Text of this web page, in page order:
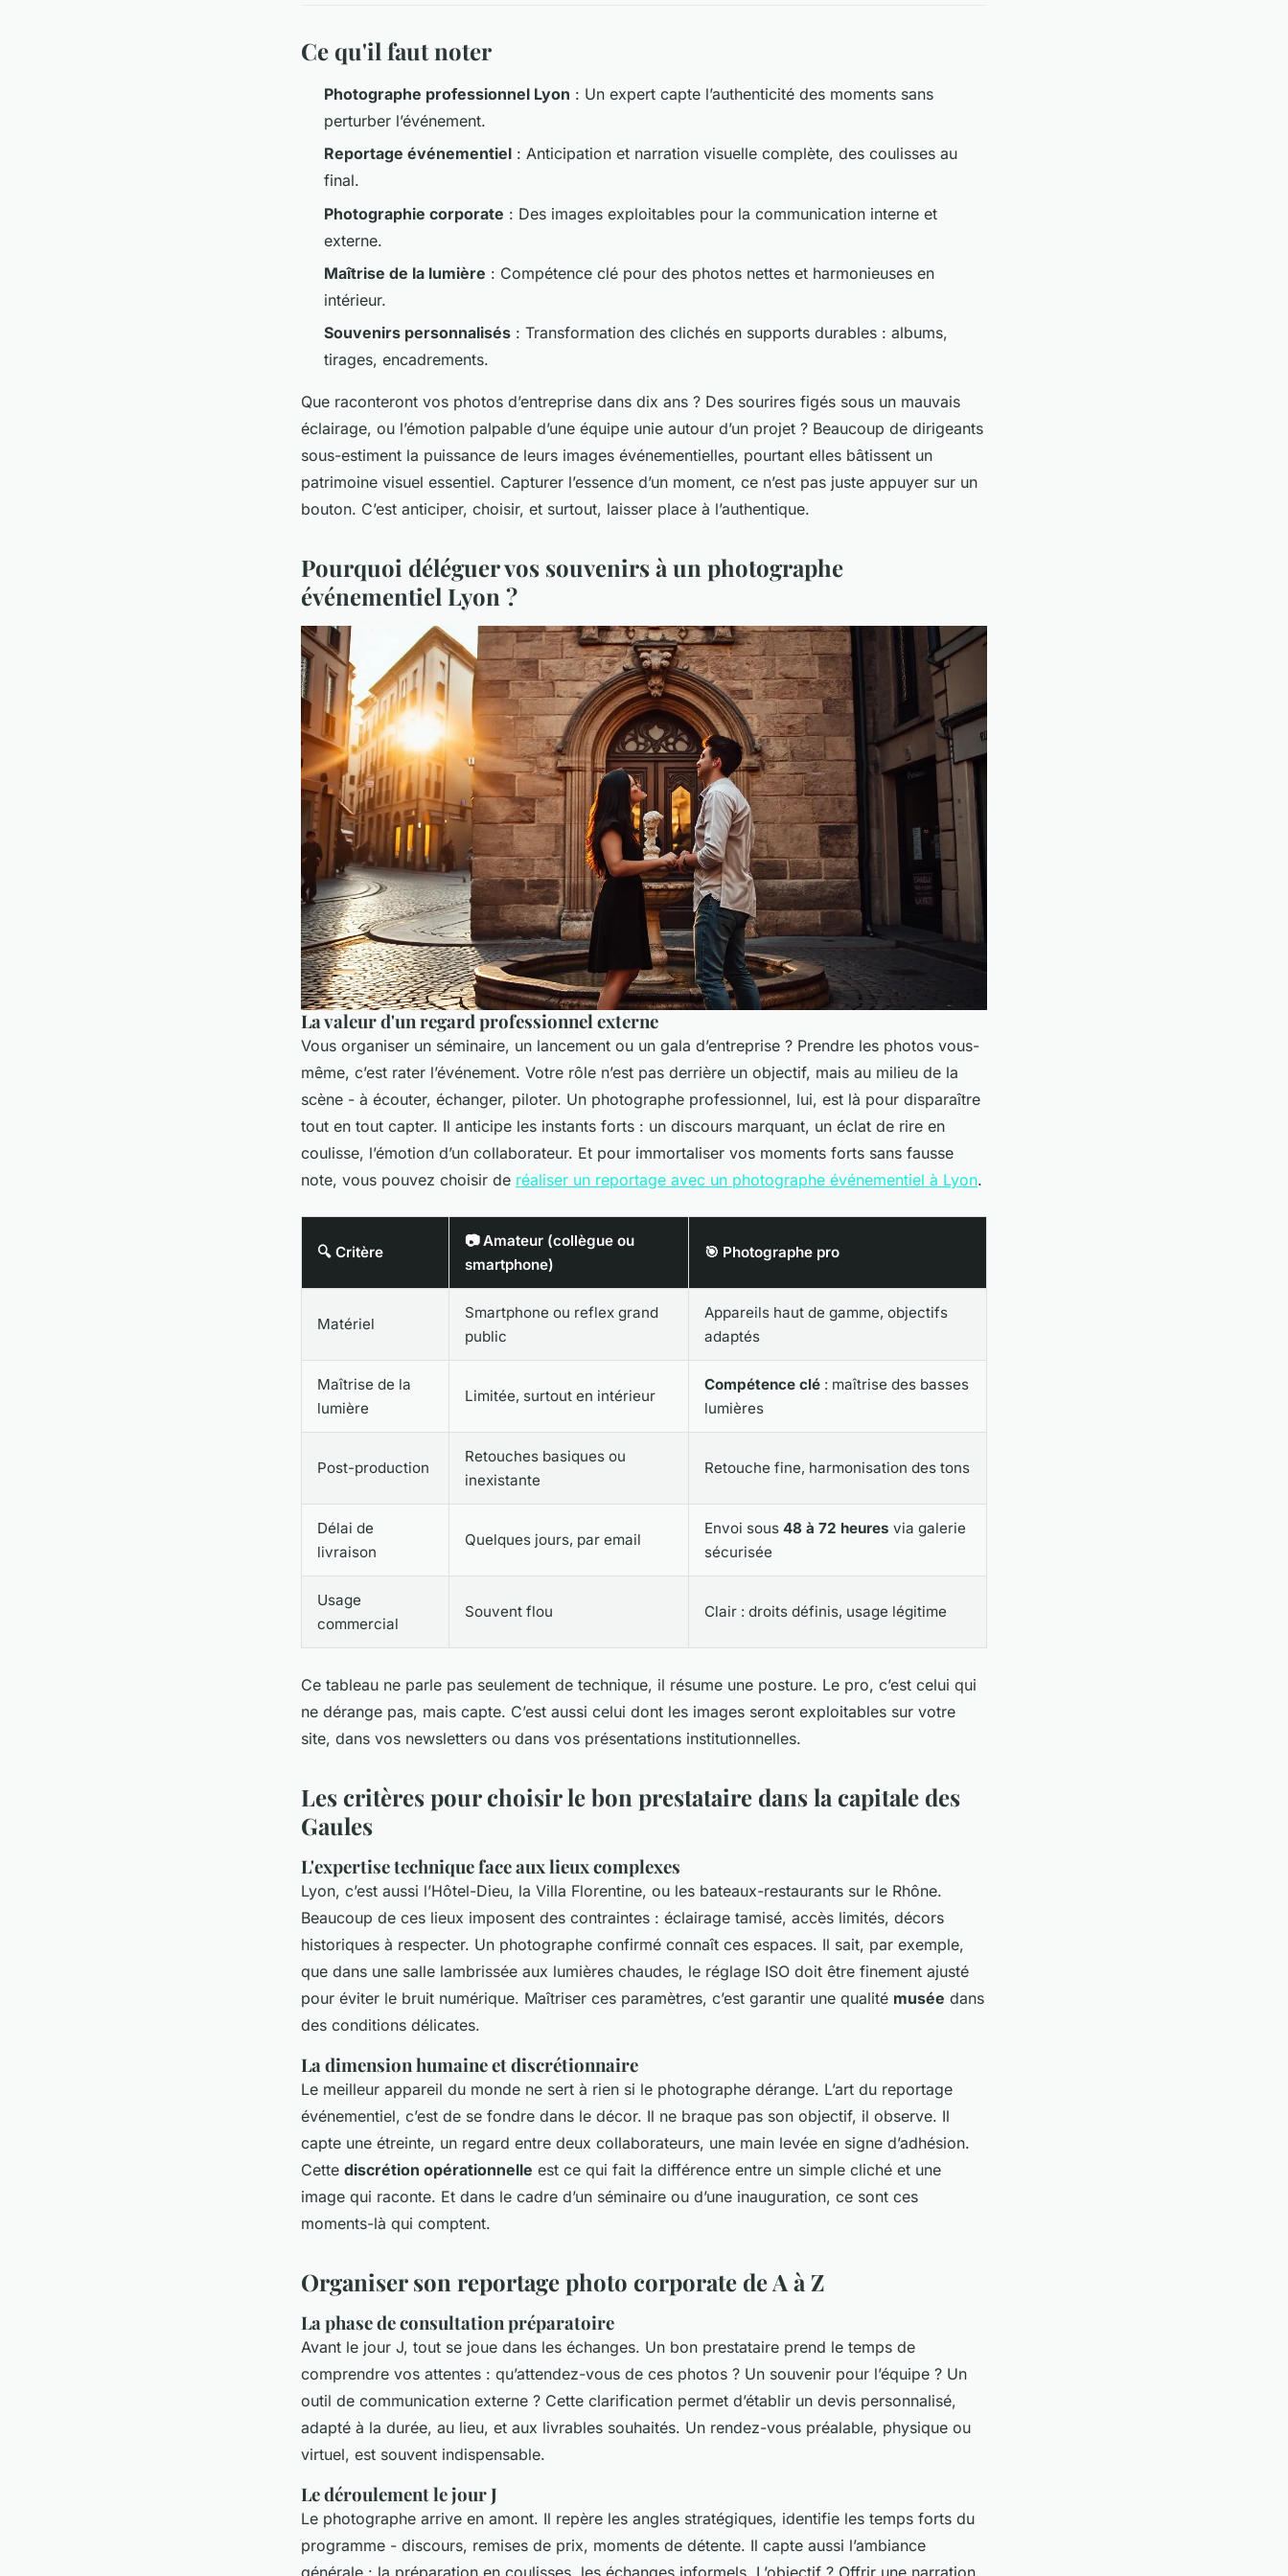
Ce qu'il faut noter
Photographe professionnel Lyon : Un expert capte l’authenticité des moments sans
perturber l’événement.
Reportage événementiel : Anticipation et narration visuelle complète, des coulisses au
final.
Photographie corporate : Des images exploitables pour la communication interne et
externe.
Maîtrise de la lumière : Compétence clé pour des photos nettes et harmonieuses en
intérieur.
Souvenirs personnalisés : Transformation des clichés en supports durables : albums,
tirages, encadrements.
Que raconteront vos photos d’entreprise dans dix ans ? Des sourires figés sous un mauvais
éclairage, ou l’émotion palpable d’une équipe unie autour d’un projet ? Beaucoup de dirigeants
sous-estiment la puissance de leurs images événementielles, pourtant elles bâtissent un
patrimoine visuel essentiel. Capturer l’essence d’un moment, ce n’est pas juste appuyer sur un
bouton. C’est anticiper, choisir, et surtout, laisser place à l’authentique.
Pourquoi déléguer vos souvenirs à un photographe
événementiel Lyon ?
La valeur d'un regard professionnel externe
Vous organiser un séminaire, un lancement ou un gala d’entreprise ? Prendre les photos vous-
même, c’est rater l’événement. Votre rôle n’est pas derrière un objectif, mais au milieu de la
scène - à écouter, échanger, piloter. Un photographe professionnel, lui, est là pour disparaître
tout en tout capter. Il anticipe les instants forts : un discours marquant, un éclat de rire en
coulisse, l’émotion d’un collaborateur. Et pour immortaliser vos moments forts sans fausse
note, vous pouvez choisir de réaliser un reportage avec un photographe événementiel à Lyon.
🔍 Critère
📷 Amateur (collègue ou
smartphone)
🎯 Photographe pro
Matériel
Smartphone ou reflex grand
public
Appareils haut de gamme, objectifs
adaptés
Maîtrise de la
lumière
Limitée, surtout en intérieur
Compétence clé : maîtrise des basses
lumières
Post-production
Retouches basiques ou
inexistante
Retouche fine, harmonisation des tons
Délai de
livraison
Quelques jours, par email
Envoi sous 48 à 72 heures via galerie
sécurisée
Usage
commercial
Souvent flou Clair : droits définis, usage légitime
Ce tableau ne parle pas seulement de technique, il résume une posture. Le pro, c’est celui qui
ne dérange pas, mais capte. C’est aussi celui dont les images seront exploitables sur votre
site, dans vos newsletters ou dans vos présentations institutionnelles.
Les critères pour choisir le bon prestataire dans la capitale des
Gaules
L'expertise technique face aux lieux complexes
Lyon, c’est aussi l’Hôtel-Dieu, la Villa Florentine, ou les bateaux-restaurants sur le Rhône.
Beaucoup de ces lieux imposent des contraintes : éclairage tamisé, accès limités, décors
historiques à respecter. Un photographe confirmé connaît ces espaces. Il sait, par exemple,
que dans une salle lambrissée aux lumières chaudes, le réglage ISO doit être finement ajusté
pour éviter le bruit numérique. Maîtriser ces paramètres, c’est garantir une qualité musée dans
des conditions délicates.
La dimension humaine et discrétionnaire
Le meilleur appareil du monde ne sert à rien si le photographe dérange. L’art du reportage
événementiel, c’est de se fondre dans le décor. Il ne braque pas son objectif, il observe. Il
capte une étreinte, un regard entre deux collaborateurs, une main levée en signe d’adhésion.
Cette discrétion opérationnelle est ce qui fait la différence entre un simple cliché et une
image qui raconte. Et dans le cadre d’un séminaire ou d’une inauguration, ce sont ces
moments-là qui comptent.
Organiser son reportage photo corporate de A à Z
La phase de consultation préparatoire
Avant le jour J, tout se joue dans les échanges. Un bon prestataire prend le temps de
comprendre vos attentes : qu’attendez-vous de ces photos ? Un souvenir pour l’équipe ? Un
outil de communication externe ? Cette clarification permet d’établir un devis personnalisé,
adapté à la durée, au lieu, et aux livrables souhaités. Un rendez-vous préalable, physique ou
virtuel, est souvent indispensable.
Le déroulement le jour J
Le photographe arrive en amont. Il repère les angles stratégiques, identifie les temps forts du
programme - discours, remises de prix, moments de détente. Il capte aussi l’ambiance
générale : la préparation en coulisses, les échanges informels. L’objectif ? Offrir une narration